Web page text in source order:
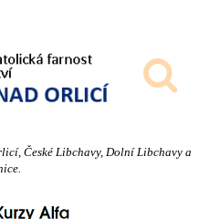
České Libchavy, Dolní Libchavy a